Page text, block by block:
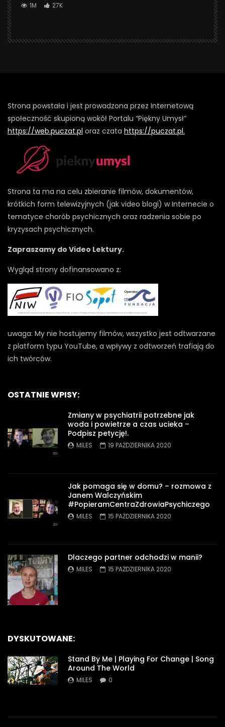
1M 27K
Strona powstała i jest prowadzona przez Internetową
społeczność skupioną wokół Portalu “Piękny Umysł”
https://web.puczat.pl oraz czata https://puczat.pl.
Strona ta ma na celu zbieranie filmów, dokumentów,
krótkich form telewizyjnych (jak video blogi) w Internecie o
tematyce chorób psychicznych oraz radzenia sobie po
kryzysach psychicznych.
Zapraszamy do Video Lektury.
Wygląd strony dofinansowano z:
uwaga: My nie hostujemy filmów, wszystko jest odtwarzane
z platform typu YouTube, a wpływy z odtworzeń trafiają do
ich twórców.
OSTATNIE WPISY:
Zmiany w psychiatrii potrzebne jak
woda i powietrze a czas ucieka –
Podpisz petycję!.
MILES 19 PAŹDZIERNIKA 2020
Jak pomaga się w domu? – rozmowa z
Janem Walczyńskim
#PopieramCentraZdrowiaPsychiczego
MILES 15 PAŹDZIERNIKA 2020
Dlaczego partner odchodzi w manii?
MILES 15 PAŹDZIERNIKA 2020
DYSKUTOWANE:
Stand By Me | Playing For Change | Song
Around The World
MILES 0